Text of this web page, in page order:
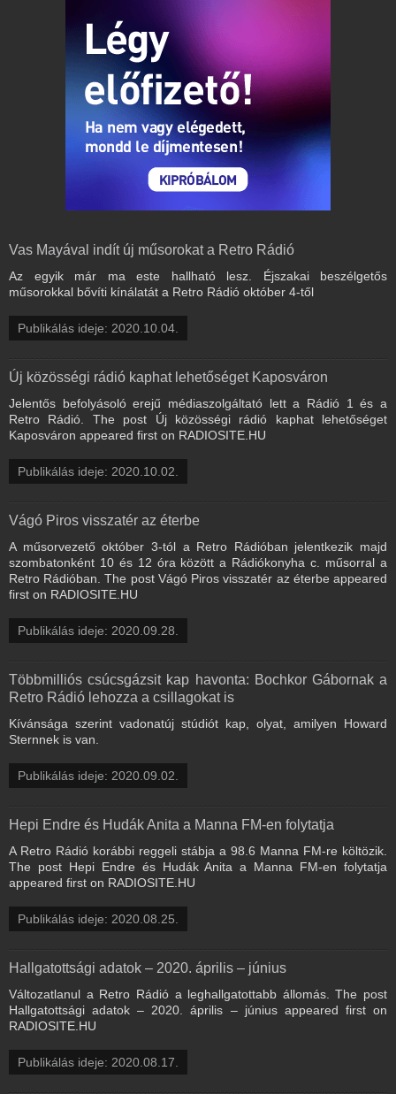
Készítés lépésről lépésre
Vas Mayával indít új műsorokat a Retro Rádió
Az egyik már ma este hallható lesz. Éjszakai beszélgetős
műsorokkal bővíti kínálatát a Retro Rádió október 4-től
Publikálás ideje: 2020.10.04.
Új közösségi rádió kaphat lehetőséget Kaposváron
Jelentős befolyásoló erejű médiaszolgáltató lett a Rádió 1 és a
Retro Rádió. The post Új közösségi rádió kaphat lehetőséget
Kaposváron appeared first on RADIOSITE.HU
Publikálás ideje: 2020.10.02.
Vágó Piros visszatér az éterbe
A műsorvezető október 3-tól a Retro Rádióban jelentkezik majd
szombatonként 10 és 12 óra között a Rádiókonyha c. műsorral a
Retro Rádióban. The post Vágó Piros visszatér az éterbe appeared
first on RADIOSITE.HU
Publikálás ideje: 2020.09.28.
Többmilliós csúcsgázsit kap havonta: Bochkor Gábornak a
Retro Rádió lehozza a csillagokat is
Kívánsága szerint vadonatúj stúdiót kap, olyat, amilyen Howard
Sternnek is van.
Publikálás ideje: 2020.09.02.
Hepi Endre és Hudák Anita a Manna FM-en folytatja
A Retro Rádió korábbi reggeli stábja a 98.6 Manna FM-re költözik.
The post Hepi Endre és Hudák Anita a Manna FM-en folytatja
appeared first on RADIOSITE.HU
Publikálás ideje: 2020.08.25.
Hallgatottsági adatok – 2020. április – június
Változatlanul a Retro Rádió a leghallgatottabb állomás. The post
Hallgatottsági adatok – 2020. április – június appeared first on
RADIOSITE.HU
Publikálás ideje: 2020.08.17.